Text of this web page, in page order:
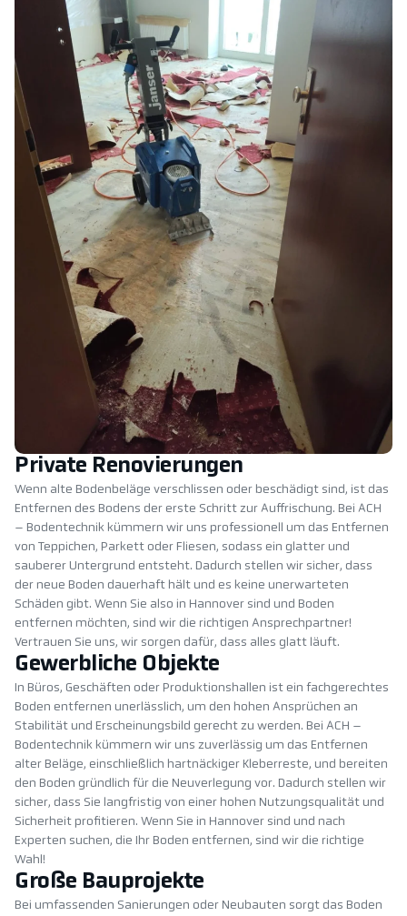
Private Renovierungen
Wenn alte Bodenbeläge verschlissen oder beschädigt sind, ist das
Entfernen des Bodens der erste Schritt zur Auffrischung. Bei ACH
– Bodentechnik kümmern wir uns professionell um das Entfernen
von Teppichen, Parkett oder Fliesen, sodass ein glatter und
sauberer Untergrund entsteht. Dadurch stellen wir sicher, dass
der neue Boden dauerhaft hält und es keine unerwarteten
Schäden gibt. Wenn Sie also in Hannover sind und Boden
entfernen möchten, sind wir die richtigen Ansprechpartner!
Vertrauen Sie uns, wir sorgen dafür, dass alles glatt läuft.
Gewerbliche Objekte
In Büros, Geschäften oder Produktionshallen ist ein fachgerechtes
Boden entfernen unerlässlich, um den hohen Ansprüchen an
Stabilität und Erscheinungsbild gerecht zu werden. Bei ACH –
Bodentechnik kümmern wir uns zuverlässig um das Entfernen
alter Beläge, einschließlich hartnäckiger Kleberreste, und bereiten
den Boden gründlich für die Neuverlegung vor. Dadurch stellen wir
sicher, dass Sie langfristig von einer hohen Nutzungsqualität und
Sicherheit profitieren. Wenn Sie in Hannover sind und nach
Experten suchen, die Ihr Boden entfernen, sind wir die richtige
Wahl!
Große Bauprojekte
Bei umfassenden Sanierungen oder Neubauten sorgt das Boden